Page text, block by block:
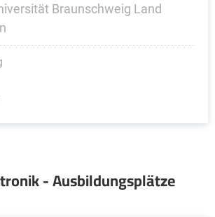
Braunschweig Land
- Ausbildungsplätze